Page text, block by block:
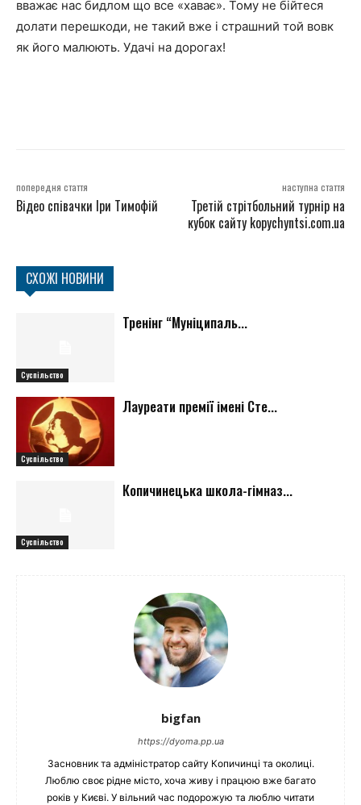
вважає нас бидлом що все «хаває». Тому не бійтеся
долати перешкоди, не такий вже і страшний той вовк
як його малюють. Удачі на дорогах!
попередня стаття
Відео співачки Іри Тимофій
наступна стаття
Третій стрітбольний турнір на
кубок сайту kopychyntsi.com.ua
СХОЖІ НОВИНИ
Суспільство
Тренінг “Муніципаль...
Суспільство
Лауреати премії імені Сте...
Суспільство
Копичинецька школа-гімназ...
bigfan
https://dyoma.pp.ua
Засновник та адміністратор сайту Копичинці та околиці.
Люблю своє рідне місто, хоча живу і працюю вже багато
років у Києві. У вільний час подорожую та люблю читати